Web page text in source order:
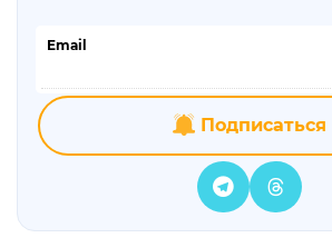
Email
Подписаться